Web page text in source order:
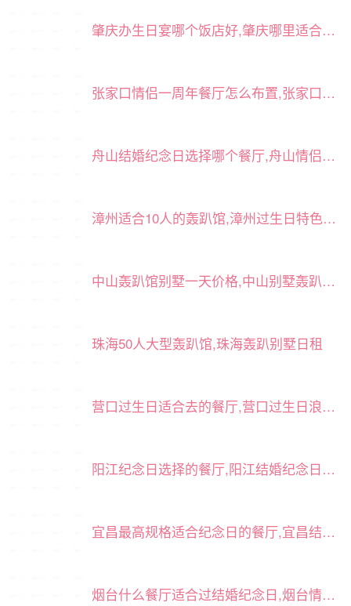
肇庆办生日宴哪个饭店好,肇庆哪里适合开生日派对
张家口情侣一周年餐厅怎么布置,张家口结婚纪念日能看夜景的餐厅
舟山结婚纪念日选择哪个餐厅,舟山情侣一周年餐厅怎么布置
漳州适合10人的轰趴馆,漳州过生日特色餐厅
中山轰趴馆别墅一天价格,中山别墅轰趴多少钱一天
珠海50人大型轰趴馆,珠海轰趴别墅日租
营口过生日适合去的餐厅,营口过生日浪漫餐厅
阳江纪念日选择的餐厅,阳江结婚纪念日吃饭的餐厅
宜昌最高规格适合纪念日的餐厅,宜昌结婚纪念日适合去的餐厅
烟台什么餐厅适合过结婚纪念日,烟台情侣一周年餐厅怎么布置